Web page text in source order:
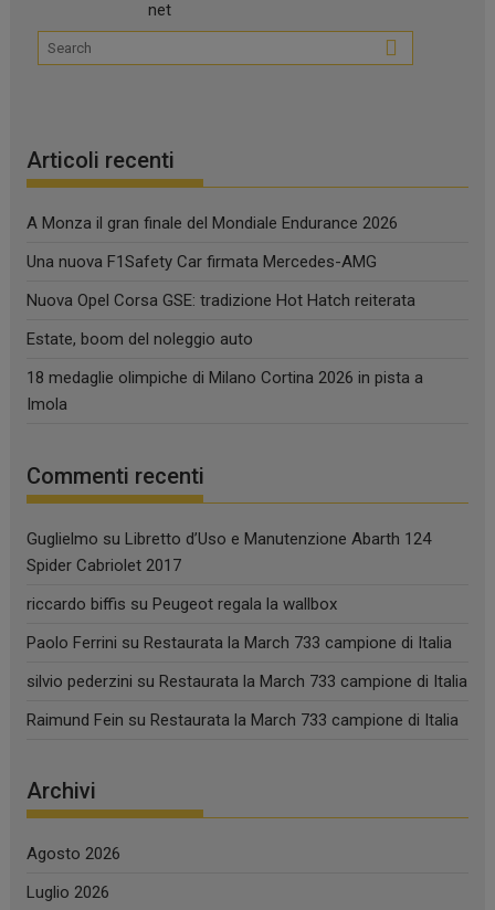
Articoli recenti
A Monza il gran finale del Mondiale Endurance 2026
Una nuova F1Safety Car firmata Mercedes-AMG
Nuova Opel Corsa GSE: tradizione Hot Hatch reiterata
Estate, boom del noleggio auto
18 medaglie olimpiche di Milano Cortina 2026 in pista a
Imola
Commenti recenti
Guglielmo suLibretto d’Uso e Manutenzione Abarth 124
Spider Cabriolet 2017
riccardo biffis suPeugeot regala la wallbox
Paolo Ferrini suRestaurata la March 733 campione di Italia
silvio pederzini suRestaurata la March 733 campione di Italia
Raimund Fein suRestaurata la March 733 campione di Italia
Archivi
Agosto 2026
Luglio 2026